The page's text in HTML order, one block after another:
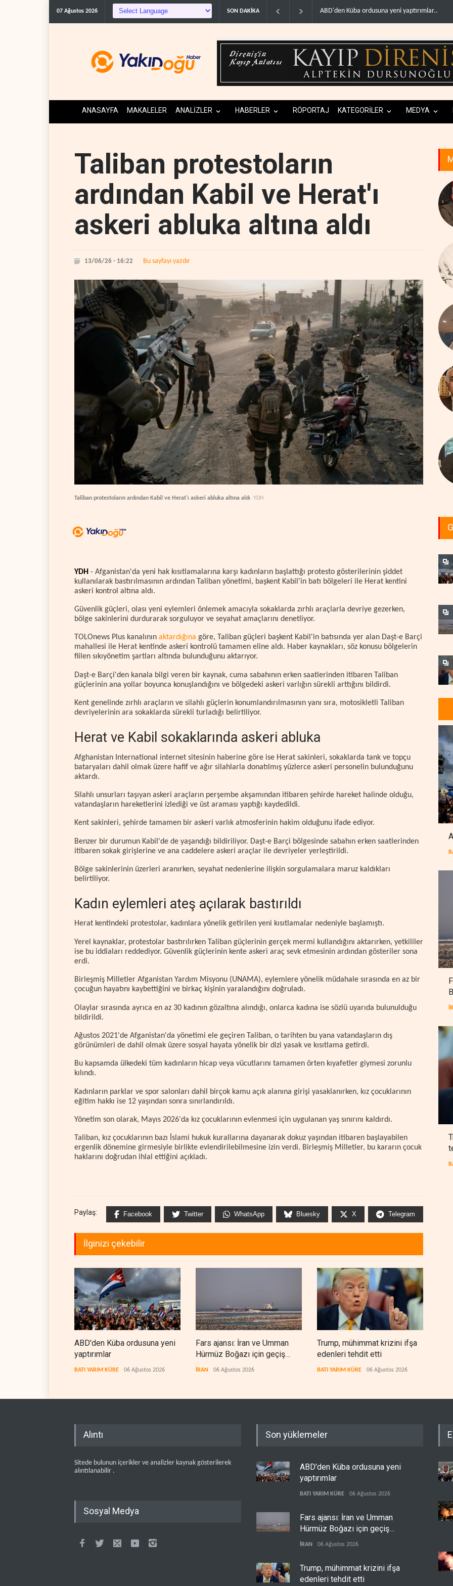
07 Ağustos 2026 SON DAKİKA
ABD'den Küba ordusuna yeni yaptırımlar.. Fars ajansı: İran ve Umman
ANASAYFA MAKALELER ANALİZLER HABERLER RÖPORTAJ KATEGORİLER MEDYA
Taliban protestoların
ardından Kabil ve Herat'ı
askeri abluka altına aldı
13/06/26 - 16:22 Bu sayfayı yazdır
Taliban protestoların ardından Kabil ve Herat'ı askeri abluka altına aldı YDH
YDH - Afganistan'da yeni hak kısıtlamalarına karşı kadınların başlattığı protesto gösterilerinin şiddet
kullanılarak bastırılmasının ardından Taliban yönetimi, başkent Kabil'in batı bölgeleri ile Herat kentini
askeri kontrol altına aldı.
Güvenlik güçleri, olası yeni eylemleri önlemek amacıyla sokaklarda zırhlı araçlarla devriye gezerken,
bölge sakinlerini durdurarak sorguluyor ve seyahat amaçlarını denetliyor.
TOLOnews Plus kanalının aktardığına göre, Taliban güçleri başkent Kabil'in batısında yer alan Daşt-e Barçi
mahallesi ile Herat kentinde askeri kontrolü tamamen eline aldı. Haber kaynakları, söz konusu bölgelerin
fiilen sıkıyönetim şartları altında bulunduğunu aktarıyor.
Daşt-e Barçi'den kanala bilgi veren bir kaynak, cuma sabahının erken saatlerinden itibaren Taliban
güçlerinin ana yollar boyunca konuşlandığını ve bölgedeki askeri varlığın sürekli arttığını bildirdi.
Kent genelinde zırhlı araçların ve silahlı güçlerin konumlandırılmasının yanı sıra, motosikletli Taliban
devriyelerinin ara sokaklarda sürekli turladığı belirtiliyor.
Herat ve Kabil sokaklarında askeri abluka
Afghanistan International internet sitesinin haberine göre ise Herat sakinleri, sokaklarda tank ve topçu
bataryaları dahil olmak üzere hafif ve ağır silahlarla donatılmış yüzlerce askeri personelin bulunduğunu
aktardı.
Silahlı unsurları taşıyan askeri araçların perşembe akşamından itibaren şehirde hareket halinde olduğu,
vatandaşların hareketlerini izlediği ve üst araması yaptığı kaydedildi.
Kent sakinleri, şehirde tamamen bir askeri varlık atmosferinin hakim olduğunu ifade ediyor.
Benzer bir durumun Kabil'de de yaşandığı bildiriliyor. Daşt-e Barçi bölgesinde sabahın erken saatlerinden
itibaren sokak girişlerine ve ana caddelere askeri araçlar ile devriyeler yerleştirildi.
Bölge sakinlerinin üzerleri aranırken, seyahat nedenlerine ilişkin sorgulamalara maruz kaldıkları
belirtiliyor.
Kadın eylemleri ateş açılarak bastırıldı
Herat kentindeki protestolar, kadınlara yönelik getirilen yeni kısıtlamalar nedeniyle başlamıştı.
Yerel kaynaklar, protestolar bastırılırken Taliban güçlerinin gerçek mermi kullandığını aktarırken, yetkililer
ise bu iddiaları reddediyor. Güvenlik güçlerinin kente askeri araç sevk etmesinin ardından gösteriler sona
erdi.
Birleşmiş Milletler Afganistan Yardım Misyonu (UNAMA), eylemlere yönelik müdahale sırasında en az bir
çocuğun hayatını kaybettiğini ve birkaç kişinin yaralandığını doğruladı.
Olaylar sırasında ayrıca en az 30 kadının gözaltına alındığı, onlarca kadına ise sözlü uyarıda bulunulduğu
bildirildi.
Ağustos 2021'de Afganistan'da yönetimi ele geçiren Taliban, o tarihten bu yana vatandaşların dış
görünümleri de dahil olmak üzere sosyal hayata yönelik bir dizi yasak ve kısıtlama getirdi.
Bu kapsamda ülkedeki tüm kadınların hicap veya vücutlarını tamamen örten kıyafetler giymesi zorunlu
kılındı.
Kadınların parklar ve spor salonları dahil birçok kamu açık alanına girişi yasaklanırken, kız çocuklarının
eğitim hakkı ise 12 yaşından sonra sınırlandırıldı.
Yönetim son olarak, Mayıs 2026'da kız çocuklarının evlenmesi için uygulanan yaş sınırını kaldırdı.
Taliban, kız çocuklarının bazı İslami hukuk kurallarına dayanarak dokuz yaşından itibaren başlayabilen
ergenlik dönemine girmesiyle birlikte evlendirilebilmesine izin verdi. Birleşmiş Milletler, bu kararın çocuk
haklarını doğrudan ihlal ettiğini açıkladı.
Paylaş: Facebook Twitter WhatsApp Bluesky X Telegram
İlginizi çekebilir
ABD'den Küba ordusuna yeni
yaptırımlar
BATI YARIM KÜRE 06 Ağustos 2026
Fars ajansı: İran ve Umman
Hürmüz Boğazı için geçiş
koridorlarında anlaştı
İRAN 06 Ağustos 2026
Trump, mühimmat krizini ifşa
edenleri tehdit etti
BATI YARIM KÜRE 06 Ağustos 2026
Alıntı
Sitede bulunun içerikler ve analizler kaynak gösterilerek
alıntılanabilir .
Sosyal Medya
Son yüklemeler
ABD'den Küba ordusuna yeni
yaptırımlar
BATI YARIM KÜRE 06 Ağustos 2026
Fars ajansı: İran ve Umman
Hürmüz Boğazı için geçiş
koridorlarında anlaştı
İRAN 06 Ağustos 2026
Trump, mühimmat krizini ifşa
edenleri tehdit etti